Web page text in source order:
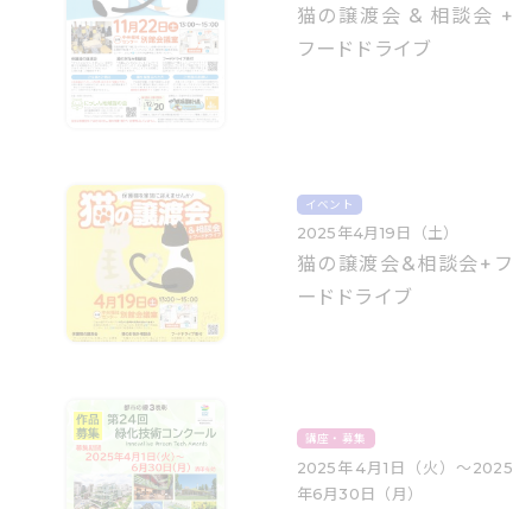
猫の譲渡会 & 相談会 +
フードドライブ
イベント
2025年4月19日（土）
猫の譲渡会&相談会+フ
ードドライブ
講座・募集
2025年4月1日（火）〜2025
年6月30日（月）